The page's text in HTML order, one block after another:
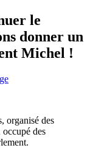
le
donner un
Michel !
organisé des
occupé des